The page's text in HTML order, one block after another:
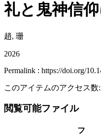
礼と鬼神信
趙, 珊
2026
Permalink : https://doi.org/
このアイテムのアクセス数:
閲覧可能ファイル
フ